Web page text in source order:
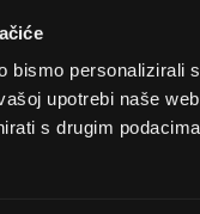
bismo personalizirali
upotrebi naše
s drugim